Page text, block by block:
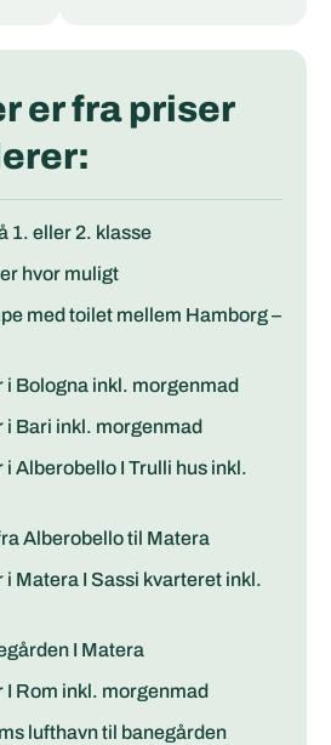
er fra priser
1. eller 2. klasse
hvor muligt
med toilet mellem Hamborg –
i Bologna inkl. morgenmad
i Bari inkl. morgenmad
Alberobello I Trulli hus inkl.
Alberobello til Matera
i Matera I Sassi kvarteret inkl.
I Matera
Rom inkl. morgenmad
lufthavn til banegården